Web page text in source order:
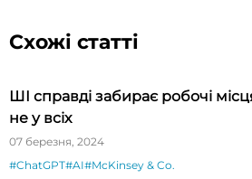
Схожі статті
ШІ справді забирає робочі
не у всіх
07 березня, 2024
#ChatGPT#AI#McKinsey & Co.